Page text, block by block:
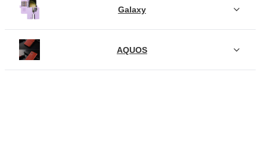
Galaxy
AQUOS